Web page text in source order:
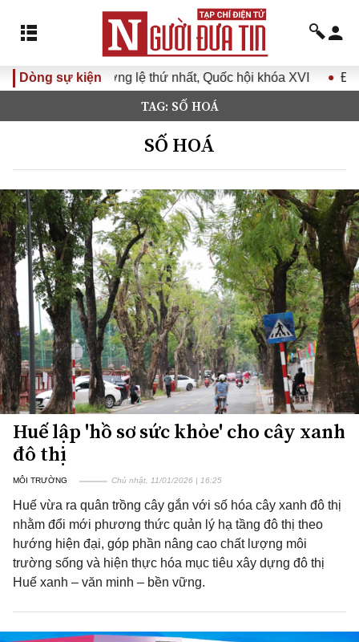
Dòng sự kiện
thứ nhất, Quốc hội khóa XVI Đưa Nghị quyết Đại hội
TAG: SỐ HOÁ
SỐ HOÁ
Huế lập 'hồ sơ sức khỏe' cho cây xanh
đô thị
MÔI TRƯỜNG Chủ nhật, 11/01/2026 | 16:25
Huế vừa ra quân trồng cây gắn với số hóa cây xanh đô thị
nhằm đổi mới phương thức quản lý hạ tầng đô thị theo
hướng hiện đại, góp phần nâng cao chất lượng môi
trường sống và hiện thực hóa mục tiêu xây dựng đô thị
Huế xanh – văn minh – bền vững.